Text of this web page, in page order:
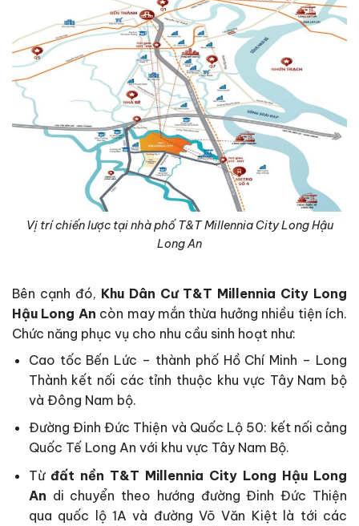
Vị trí chiến lược tại nhà phố T&T Millennia City Long Hậu
Long An
Bên cạnh đó, Khu Dân Cư T&T Millennia City Long
Hậu Long An còn may mắn thừa hưởng nhiều tiện ích.
Chức năng phục vụ cho nhu cầu sinh hoạt như:
Cao tốc Bến Lức – thành phố Hồ Chí Minh – Long
Thành kết nối các tỉnh thuộc khu vực Tây Nam bộ
và Đông Nam bộ.
Đường Đinh Đức Thiện và Quốc Lộ 50: kết nối cảng
Quốc Tế Long An với khu vực Tây Nam Bộ.
Từ đất nền T&T Millennia City Long Hậu Long
An di chuyển theo hướng đường Đinh Đức Thiện
qua quốc lộ 1A và đường Võ Văn Kiệt là tới các